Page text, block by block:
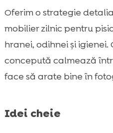
Concluzie
FAQ
Oferim o strategie
mobilier zilnic pentru
hranei, odihnei și
concepută calmează
face să arate bine în
Idei cheie